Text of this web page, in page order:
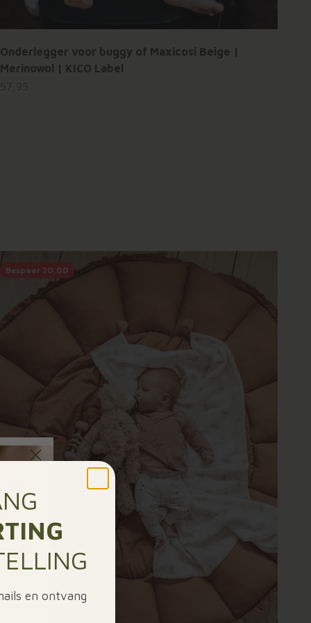
Onderlegger voor buggy of Maxicosi Beige |
Merinowol | KICO Label
Bespaar 20,00
en ontvang